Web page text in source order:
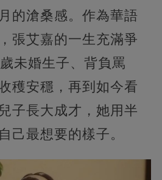
的滄桑感。作為華語
張艾嘉的一生充滿爭
未婚生子、背負罵
穫安穩，再到如今看
子長大成才，她用半
己最想要的樣子。